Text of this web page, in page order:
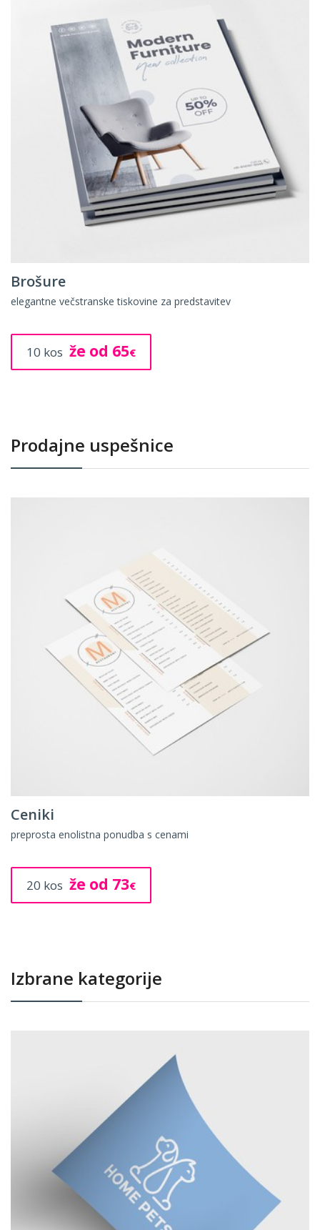
Brošure
elegantne večstranske tiskovine za predstavitev
10 kos že od 65€
Prodajne uspešnice
Katalogi
več listne tiskovine za predstavitev vaših izdelkov ali storitev
10 kos že od 61€
Izbrane kategorije